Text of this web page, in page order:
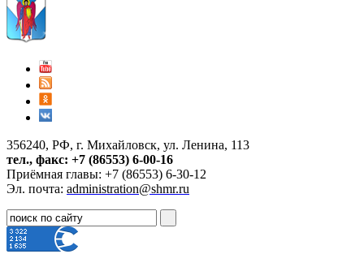
356240, РФ, г. Михайловск, ул. Ленина, 113
тел., факс: +7 (86553) 6-00-16
Приёмная главы: +7 (86553) 6-30-12
Эл. почта: administration@shmr.ru